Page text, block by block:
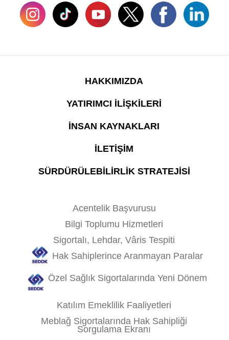
HAKKIMIZDA
YATIRIMCI İLİŞKİLERİ
İNSAN KAYNAKLARI
İLETİŞİM
SÜRDÜRÜLEBİLİRLİK STRATEJİSİ
Acentelik Başvurusu
Bilgi Toplumu Hizmetleri
Sigortalı, Lehdar, Vâris Tespiti
Hak Sahiplerince Aranmayan Paralar
Özel Sağlık Sigortalarında Yeni Dönem
Katılım Emeklilik Faaliyetleri
Meblağ Sigortalarında Hak Sahipliği
Sorgulama Ekranı